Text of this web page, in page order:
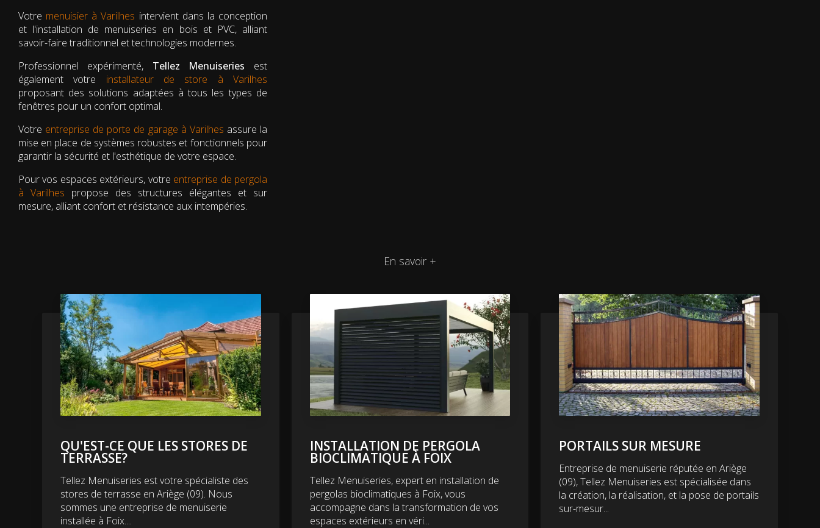
Votre menuisier à Varilhes intervient dans la conception
et l'installation de menuiseries en bois et PVC, alliant
savoir-faire traditionnel et technologies modernes.
Professionnel expérimenté, Tellez Menuiseries est
également votre installateur de store à Varilhes
proposant des solutions adaptées à tous les types de
fenêtres pour un confort optimal.
Votre entreprise de porte de garage à Varilhes assure la
mise en place de systèmes robustes et fonctionnels pour
garantir la sécurité et l'esthétique de votre espace.
Pour vos espaces extérieurs, votre entreprise de pergola
à Varilhes propose des structures élégantes et sur
mesure, alliant confort et résistance aux intempéries.
En savoir +
QU'EST-CE QUE LES STORES DE
TERRASSE?
Tellez Menuiseries est votre spécialiste des
stores de terrasse en Ariège (09). Nous
sommes une entreprise de menuiserie
installée à Foix....
INSTALLATION DE PERGOLA
BIOCLIMATIQUE À FOIX
Tellez Menuiseries, expert en installation de
pergolas bioclimatiques à Foix, vous
accompagne dans la transformation de vos
espaces extérieurs en véri...
PORTAILS SUR MESURE
Entreprise de menuiserie réputée en Ariège
(09), Tellez Menuiseries est spécialisée dans
la création, la réalisation, et la pose de portails
sur-mesur...